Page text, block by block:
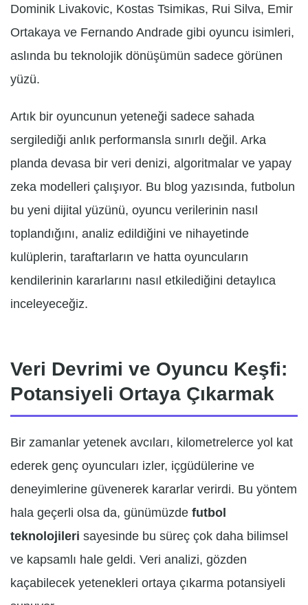
Dominik Livakovic, Kostas Tsimikas, Rui Silva, Emir
Ortakaya ve Fernando Andrade gibi oyuncu isimleri,
aslında bu teknolojik dönüşümün sadece görünen
yüzü.
Artık bir oyuncunun yeteneği sadece sahada
sergilediği anlık performansla sınırlı değil. Arka
planda devasa bir veri denizi, algoritmalar ve yapay
zeka modelleri çalışıyor. Bu blog yazısında, futbolun
bu yeni dijital yüzünü, oyuncu verilerinin nasıl
toplandığını, analiz edildiğini ve nihayetinde
kulüplerin, taraftarların ve hatta oyuncuların
kendilerinin kararlarını nasıl etkilediğini detaylıca
inceleyeceğiz.
Veri Devrimi ve Oyuncu Keşfi:
Potansiyeli Ortaya Çıkarmak
Bir zamanlar yetenek avcıları, kilometrelerce yol kat
ederek genç oyuncuları izler, içgüdülerine ve
deneyimlerine güvenerek kararlar verirdi. Bu yöntem
hala geçerli olsa da, günümüzde futbol
teknolojileri sayesinde bu süreç çok daha bilimsel
ve kapsamlı hale geldi. Veri analizi, gözden
kaçabilecek yetenekleri ortaya çıkarma potansiyeli